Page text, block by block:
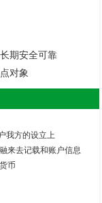
期安全可靠
对象
我方的设立上
来去记载和账户信息
币